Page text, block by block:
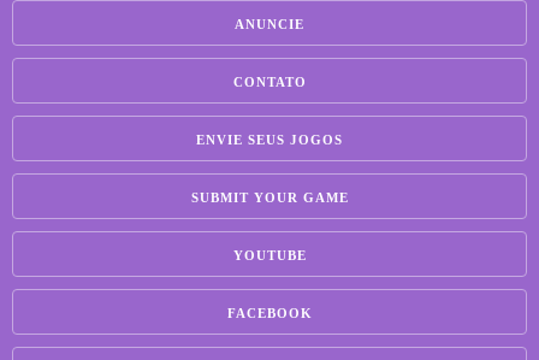
ANUNCIE
CONTATO
ENVIE SEUS JOGOS
SUBMIT YOUR GAME
YOUTUBE
FACEBOOK